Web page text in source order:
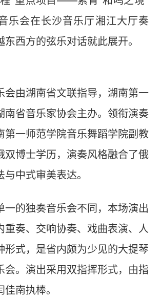
乐会在长沙音乐厅湘江大厅奏
东西方的弦乐对话就此展开。
由湖南省文联指导，湖南第一
南省音乐家协会主办。领衔演奏
第一师范学院音乐舞蹈学院副教
双博士学历，演奏风格融合了俄
中式审美表达。
的独奏音乐会不同，本场演出
重奏、交响协奏、戏曲表演、人
形式，是省内颇为少见的大提琴
会。演出采用双指挥形式，由指
南执棒。